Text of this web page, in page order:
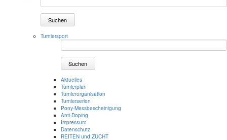
Suchen
Turniersport
Suchen
Aktuelles
Turnierplan
Turnierorganisation
Turnierserien
Pony-Messbescheinigung
Anti-Doping
Impressum
Datenschutz
REITEN und ZUCHT